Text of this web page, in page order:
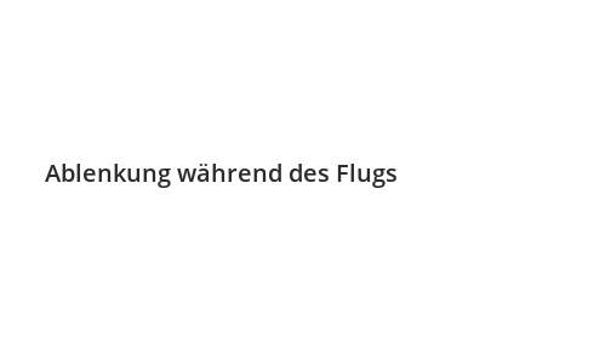
Ablenkung während des Flugs